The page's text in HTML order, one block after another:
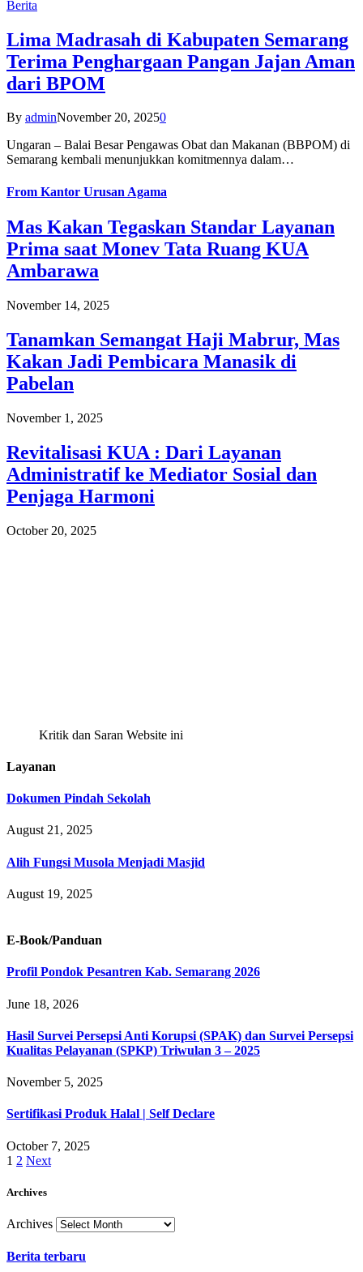
Berita
Lima Madrasah di Kabupaten Semarang
Terima Penghargaan Pangan Jajan Aman
dari BPOM
By adminNovember 20, 20250
Ungaran – Balai Besar Pengawas Obat dan Makanan (BBPOM) di
Semarang kembali menunjukkan komitmennya dalam…
From Kantor Urusan Agama
Mas Kakan Tegaskan Standar Layanan
Prima saat Monev Tata Ruang KUA
Ambarawa
November 14, 2025
Tanamkan Semangat Haji Mabrur, Mas
Kakan Jadi Pembicara Manasik di
Pabelan
November 1, 2025
Revitalisasi KUA : Dari Layanan
Administratif ke Mediator Sosial dan
Penjaga Harmoni
October 20, 2025
Kritik dan Saran Website ini
Layanan
Dokumen Pindah Sekolah
August 21, 2025
Alih Fungsi Musola Menjadi Masjid
August 19, 2025
E-Book/Panduan
Profil Pondok Pesantren Kab. Semarang 2026
June 18, 2026
Hasil Survei Persepsi Anti Korupsi (SPAK) dan Survei Persepsi
Kualitas Pelayanan (SPKP) Triwulan 3 – 2025
November 5, 2025
Sertifikasi Produk Halal | Self Declare
October 7, 2025
1 2 Next
Archives
Archives
Berita terbaru